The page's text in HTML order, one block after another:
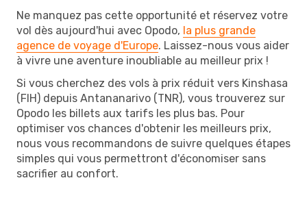
Ne manquez pas cette opportunité et réservez votre
vol dès aujourd'hui avec Opodo, la plus grande
agence de voyage d'Europe. Laissez-nous vous aider
à vivre une aventure inoubliable au meilleur prix !
Si vous cherchez des vols à prix réduit vers Kinshasa
(FIH) depuis Antananarivo (TNR), vous trouverez sur
Opodo les billets aux tarifs les plus bas. Pour
optimiser vos chances d'obtenir les meilleurs prix,
nous vous recommandons de suivre quelques étapes
simples qui vous permettront d'économiser sans
sacrifier au confort.